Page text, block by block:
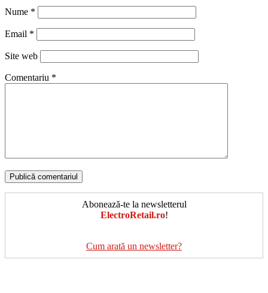
Nume *
Email *
Site web
Comentariu *
Abonează-te la newsletterul
ElectroRetail.ro!
Cum arată un newsletter?